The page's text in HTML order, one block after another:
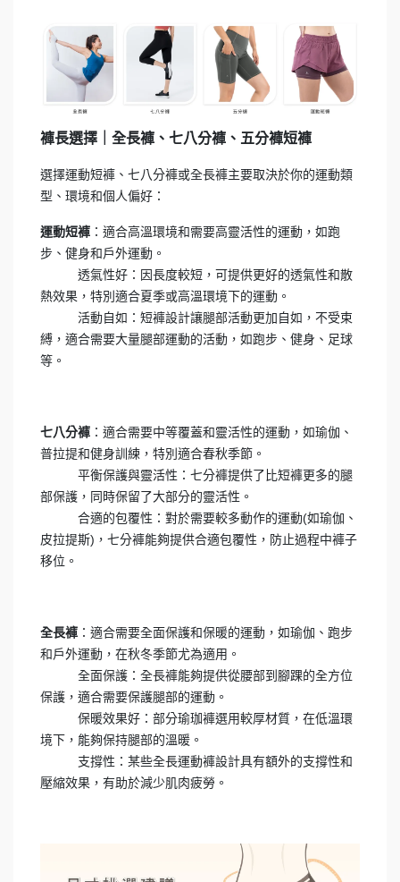
褲長選擇｜全長褲、七八分褲、五分褲短褲
選擇運動短褲、七八分褲或全長褲主要取決於你的運動類
型、環境和個人偏好：
運動短褲 ：適合高溫環境和需要高靈活性的運動，如跑
步、健身和戶外運動。
透氣性好：因長度較短，可提供更好的透氣性和散
熱效果，特別適合夏季或高溫環境下的運動。
活動自如：短褲設計讓腿部活動更加自如，不受束
縛，適合需要大量腿部運動的活動，如跑步、健身、足球
等。
七八分褲 ：適合需要中等覆蓋和靈活性的運動，如瑜伽、
普拉提和健身訓練，特別適合春秋季節。
平衡保護與靈活性：七分褲提供了比短褲更多的腿
部保護，同時保留了大部分的靈活性。
合適的包覆性：對於需要較多動作的運動(如瑜伽、
皮拉提斯)， 七分褲能夠提供合適包覆性，防止過程中褲子
移位。
全長褲 ：適合需要全面保護和保暖的運動，如瑜伽、跑步
和戶外運動，在秋冬季節尤為適用。
全面保護：全長褲能夠提供從腰部到腳踝的全方位
保護，適合需要保護腿部的運動。
保暖效果好：部分瑜珈褲選用較厚材質，在低溫環
境下，能夠保持腿部的溫暖。
支撐性：某些全長運動褲設計具有額外的支撐性和
壓縮效果，有助於減少肌肉疲勞。